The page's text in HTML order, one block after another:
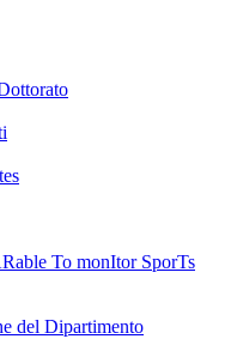
To monItor SporTs
del Dipartimento